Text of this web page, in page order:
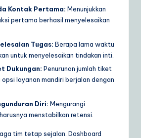
Kontak Pertama: Menunjukkan
pertama berhasil menyelesaikan
Tugas: Berapa lama waktu
untuk menyelesaikan tindakan inti.
Dukungan: Penurunan jumlah tiket
layanan mandiri berjalan dengan
Diri: Mengurangi
menstabilkan retensi.
tim tetap sejalan. Dashboard